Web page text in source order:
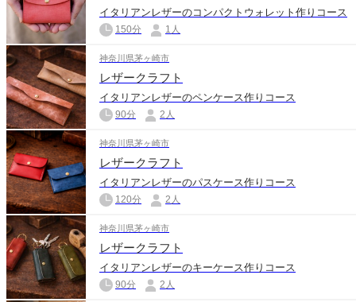
イタリアンレザーのコンパクトウォレット作りコース
150分 1人
神奈川県茅ヶ崎市
レザークラフト
イタリアンレザーのペンケース作りコース
90分 2人
神奈川県茅ヶ崎市
レザークラフト
イタリアンレザーのパスケース作りコース
120分 2人
神奈川県茅ヶ崎市
レザークラフト
イタリアンレザーのキーケース作りコース
90分 2人